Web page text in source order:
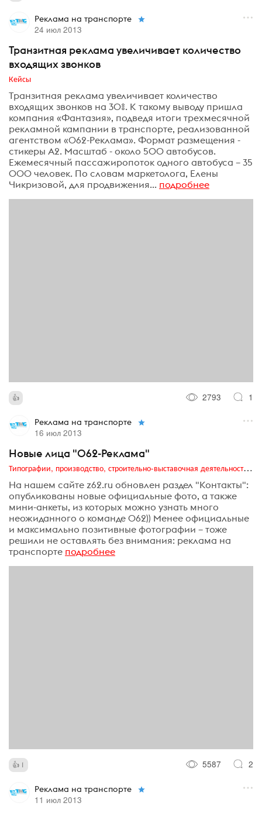
Реклама на транспорте
24 июл 2013
Транзитная реклама увеличивает количество
входящих звонков
Кейсы
Транзитная реклама увеличивает количество
входящих звонков на 30%. К такому выводу пришла
компания «Фантазия», подведя итоги трехмесячной
рекламной кампании в транспорте, реализованной
агентством «062-Реклама». Формат размещения -
стикеры А2. Масштаб - около 500 автобусов.
Ежемесячный пассажиропоток одного автобуса – 35
000 человек. По словам маркетолога, Елены
Чикризовой, для продвижения... подробнее
2793 1
Реклама на транспорте
16 июл 2013
Новые лица "062-Реклама"
Типографии, производство, строительно-выставочная деятельность, транзитная реклама, издательский бизнес
На нашем сайте z62.ru обновлен раздел "Контакты":
опубликованы новые официальные фото, а также
мини-анкеты, из которых можно узнать много
неожиданного о команде 062)) Менее официальные
и максимально позитивные фотографии – тоже
решили не оставлять без внимания: реклама на
транспорте подробнее
1 5587 2
Реклама на транспорте
11 июл 2013